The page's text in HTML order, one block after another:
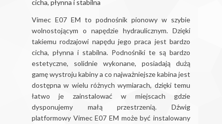
cicha, płynna i stabilna
Vimec E07 EM to podnośnik pionowy w szybie
wolnostojącym o napędzie hydraulicznym. Dzięki
takiemu rodzajowi napędu jego praca jest bardzo
cicha, płynna i stabilna. Podnośniki te są bardzo
estetyczne, solidnie wykonane, posiadają dużą
gamę wystroju kabiny a co najważniejsze kabina jest
dostępna w wielu różnych wymiarach, dzięki temu
łatwo je zainstalować w miejscach gdzie
dysponujemy małą przestrzenią. Dźwig
platformowy Vimec E07 EM może być instalowany